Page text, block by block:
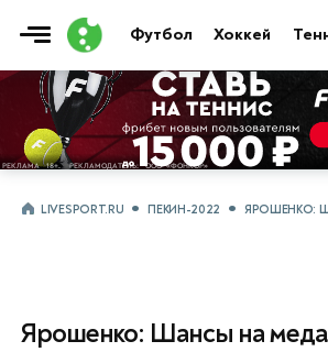
Футбол Хоккей
LIVESPORT.RU ПЕКИН-2022 ЯРОШЕНКО:
Ярошенко: Шансы на